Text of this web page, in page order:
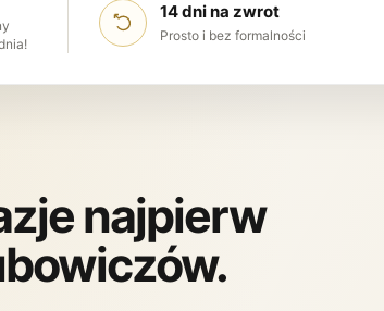
14 dni na zwrot
Prosto i bez formalności
najpierw